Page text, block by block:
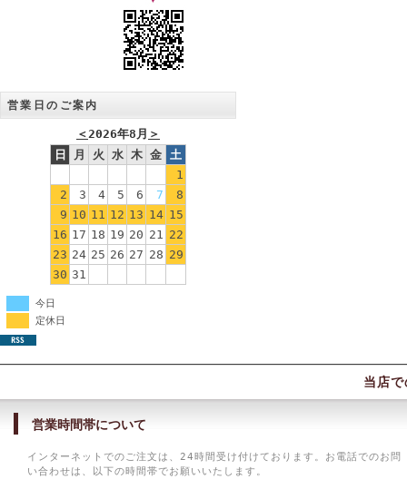
営業日のご案内
＜2026年8月 ＞
日
月 火 水 木 金 土
1
2
3 4 5 6 7
8
9 10 11 12 13 14 15
16 17 18 19 20 21 22
23 24 25 26 27 28 29
30 31
今日
定休日
当店
営業時間帯について
インターネットでのご注文は、24時間受け付けております。お電話でのお問
い合わせは、以下の時間帯でお願いいたします。